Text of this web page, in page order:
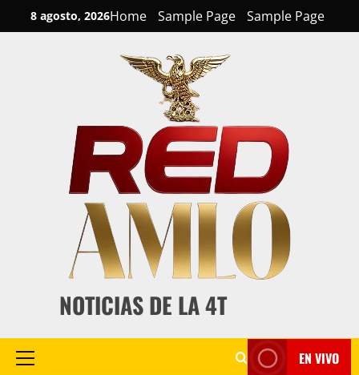
to
8 agosto, 2026Home Sample Page Sample Page
NOTICIAS DE LA 4T
Primary
EN VIVO